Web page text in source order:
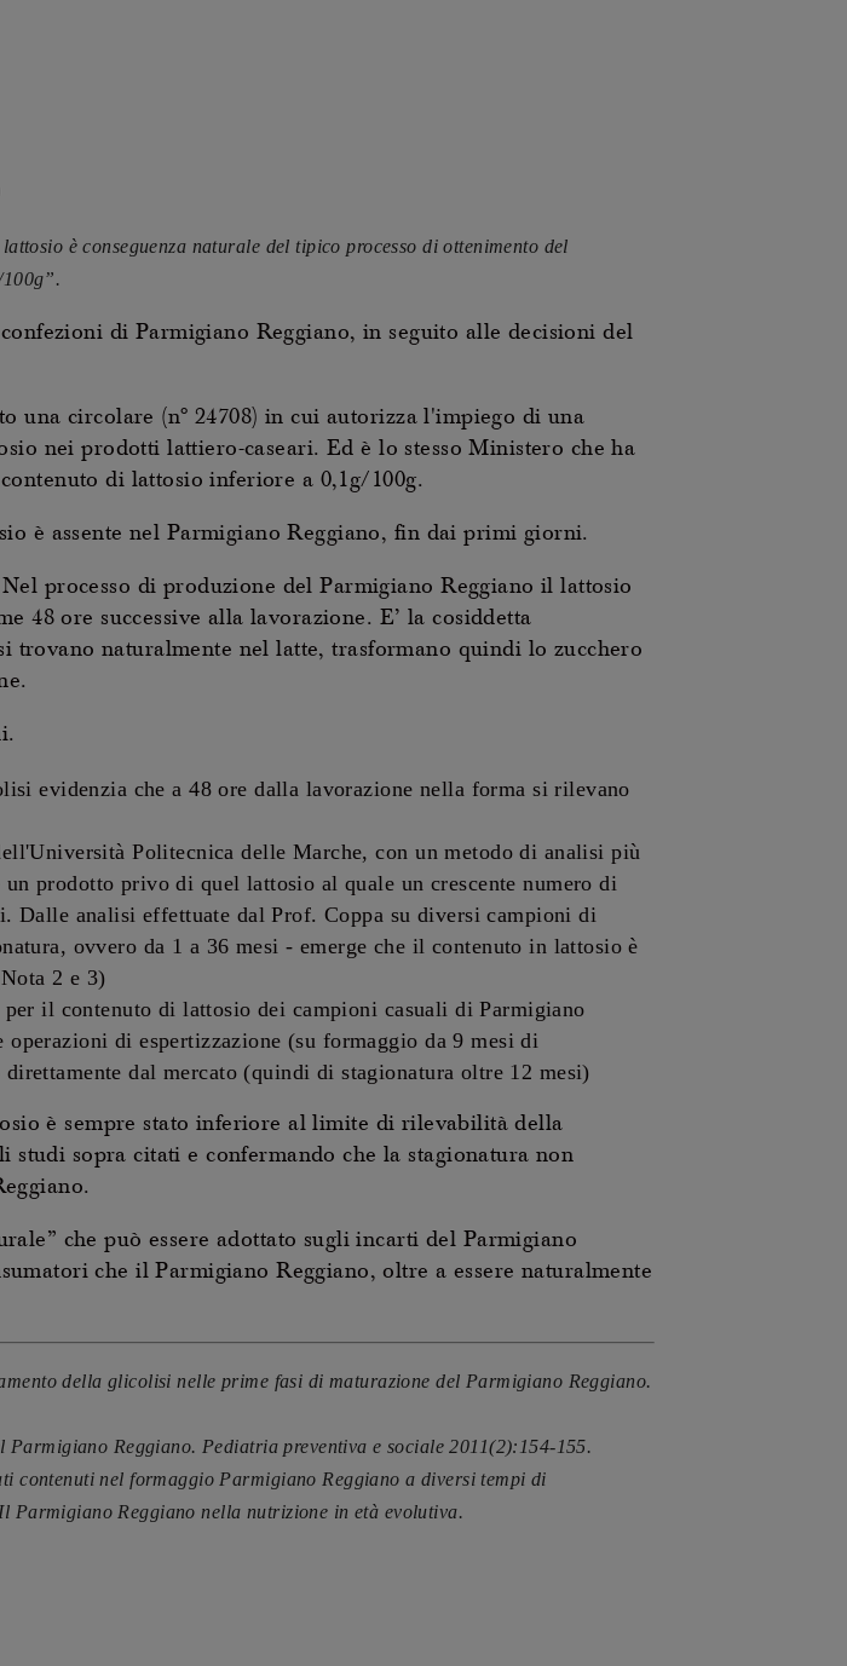
è conseguenza naturale del tipico processo di ottenimento del
di Parmigiano Reggiano, in seguito alle decisioni del
una circolare (n° 24708) in cui autorizza l'impiego di una
nei prodotti lattiero-caseari. Ed è lo stesso Ministero che ha
di lattosio inferiore a 0,1g/100g.
è assente nel Parmigiano Reggiano, fin dai primi giorni.
processo di produzione del Parmigiano Reggiano il lattosio
ore successive alla lavorazione. E’ la cosiddetta
naturalmente nel latte, trasformano quindi lo zucchero
evidenzia che a 48 ore dalla lavorazione nella forma si rilevano
Politecnica delle Marche, con un metodo di analisi più
prodotto privo di quel lattosio al quale un crescente numero di
Dalle analisi effettuate dal Prof. Coppa su diversi campioni di
ovvero da 1 a 36 mesi - emerge che il contenuto in lattosio è
2 e 3)
il contenuto di lattosio dei campioni casuali di Parmigiano
di espertizzazione (su formaggio da 9 mesi di
dal mercato (quindi di stagionatura oltre 12 mesi)
è sempre stato inferiore al limite di rilevabilità della
sopra citati e confermando che la stagionatura non
che può essere adottato sugli incarti del Parmigiano
che il Parmigiano Reggiano, oltre a essere naturalmente
della glicolisi nelle prime fasi di maturazione del Parmigiano Reggiano.
Reggiano. Pediatria preventiva e sociale 2011(2):154-155.
contenuti nel formaggio Parmigiano Reggiano a diversi tempi di
Reggiano nella nutrizione in età evolutiva.